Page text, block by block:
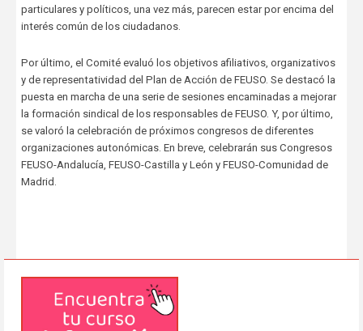
particulares y políticos, una vez más, parecen estar por encima del
interés común de los ciudadanos.
Por último, el Comité evaluó los objetivos afiliativos, organizativos
y de representatividad del Plan de Acción de FEUSO. Se destacó la
puesta en marcha de una serie de sesiones encaminadas a mejorar
la formación sindical de los responsables de FEUSO. Y, por último,
se valoró la celebración de próximos congresos de diferentes
organizaciones autonómicas. En breve, celebrarán sus Congresos
FEUSO-Andalucía, FEUSO-Castilla y León y FEUSO-Comunidad de
Madrid.